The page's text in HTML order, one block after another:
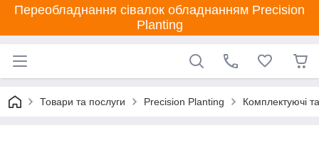
Переобладнання сівалок обладнанням Precision
Planting
Товари та послуги Precision Planting Комплектуючі